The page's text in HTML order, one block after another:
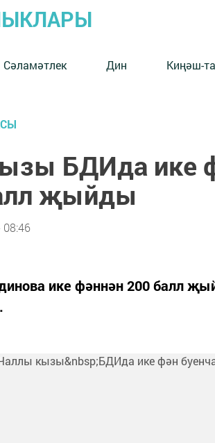
Сәламәтлек Дин Киңәш-
БДИда ике
җыйды
ике фәннән 200 балл